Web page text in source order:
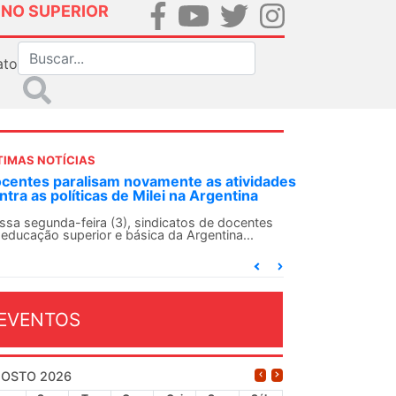
SUPERIOR
NOTÍCIAS
ANDES-SN convoca docentes para Dia de
Solidariedade Internacionalista com Cuba em
13 de agosto
O ANDES-SN conclama suas seções sindicais e o
2026